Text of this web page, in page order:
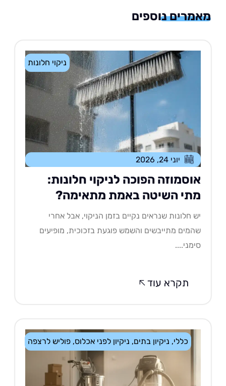
נוספים
ניקוי חלונות
יוני 24, 2026
הפוכה לניקוי חלונות:
השיטה באמת מתאימה?
חלונות שנראים נקיים בזמן הניקוי, אבל אחרי
מתייבשים והשמש פוגעת בזכוכית, מופיעים
תקרא עוד
ניקיון בתים,ניקיון לפני אכלוס,פוליש לרצפה